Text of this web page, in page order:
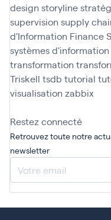
design storyline
supervision supply
d'Information Finance
systèmes d'information
transformation
Triskell tsdb tutorial
visualisation zabbix
Restez connecté
Retrouvez toute notre
newsletter